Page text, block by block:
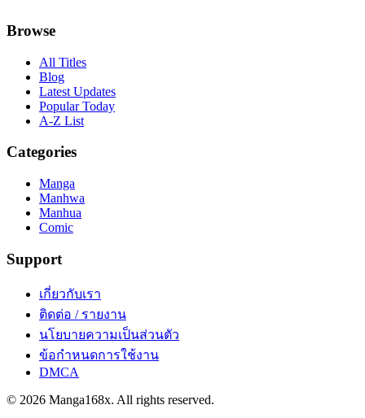
Browse
All Titles
Blog
Latest Updates
Popular Today
A-Z List
Categories
Manga
Manhwa
Manhua
Comic
Support
เกี่ยวกับเรา
ติดต่อ / รายงาน
นโยบายความเป็นส่วนตัว
ข้อกำหนดการใช้งาน
DMCA
© 2026 Manga168x. All rights reserved.